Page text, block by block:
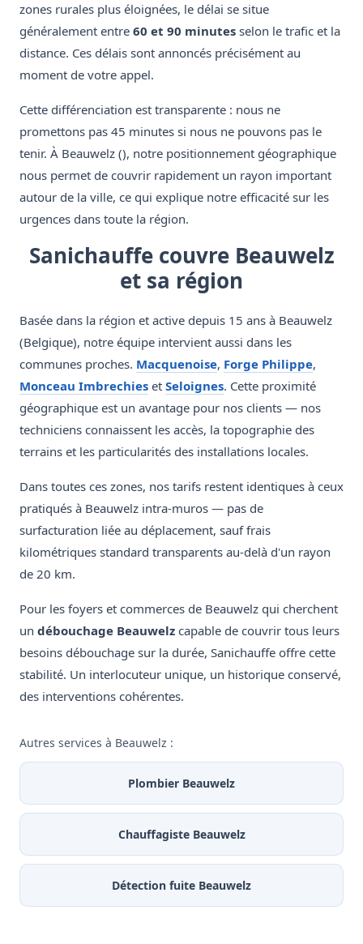
zones rurales plus éloignées, le délai se situe
généralement entre 60 et 90 minutes selon le trafic et la
distance. Ces délais sont annoncés précisément au
moment de votre appel.
Cette différenciation est transparente : nous ne
promettons pas 45 minutes si nous ne pouvons pas le
tenir. À Beauwelz (), notre positionnement géographique
nous permet de couvrir rapidement un rayon important
autour de la ville, ce qui explique notre efficacité sur les
urgences dans toute la région.
Sanichauffe couvre Beauwelz
et sa région
Basée dans la région et active depuis 15 ans à Beauwelz
(Belgique), notre équipe intervient aussi dans les
communes proches. Macquenoise, Forge Philippe,
Monceau Imbrechies et Seloignes. Cette proximité
géographique est un avantage pour nos clients — nos
techniciens connaissent les accès, la topographie des
terrains et les particularités des installations locales.
Dans toutes ces zones, nos tarifs restent identiques à ceux
pratiqués à Beauwelz intra-muros — pas de
surfacturation liée au déplacement, sauf frais
kilométriques standard transparents au-delà d'un rayon
de 20 km.
Pour les foyers et commerces de Beauwelz qui cherchent
un débouchage Beauwelz capable de couvrir tous leurs
besoins débouchage sur la durée, Sanichauffe offre cette
stabilité. Un interlocuteur unique, un historique conservé,
des interventions cohérentes.
Autres services à Beauwelz :
Plombier Beauwelz
Chauffagiste Beauwelz
Détection fuite Beauwelz